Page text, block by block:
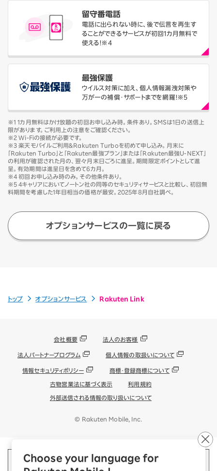
Choose your language for
留守番電話
電話に出られない時に、後で伝言を再生す
ることができるサービスが初回1カ月無料で
使える！※4
最強保護
ウイルス対策に加え、個人情報漏洩対策や
万が一の補償・サポートまでを網羅！※5
※1 1カ月無料はかけ放題の初回お申し込み時。条件あり。SMSは1日の送信上
限があります。ご利用上の注意をご確認ください。
※2 Wi-Fiの接続が必要です。
※3 楽天モバイルご利用＆Rakuten Turboを初めて申し込み。月末に
「Rakuten Turbo」と「Rakuten最強プラン」または「Rakuten最強U-NEXT」
の利用が確認された月の、翌々月末日ごろに進呈。期間限定ポイントとして進
呈。有効期間は進呈日を含めて6カ月。
※4 初回お申し込み時のみ。その他条件あり。
※5 4キャリアにおいてノートン社の同等のセキュリティサービスと比較し、初回無
料期間を考慮した1年目相当の価格が最安。2025年8月自社調べ。
オプションサービスの一覧に戻る
トップ オプションサービス Rakuten Link
会社概要 法人のお客様
法人パートナープログラム 個人情報の取扱いについて
情報セキュリティポリシー 商標・登録商標について
古物営業法に基づく表示 利用規約
外部送信される情報の取り扱いについて
© Rakuten Mobile, Inc.